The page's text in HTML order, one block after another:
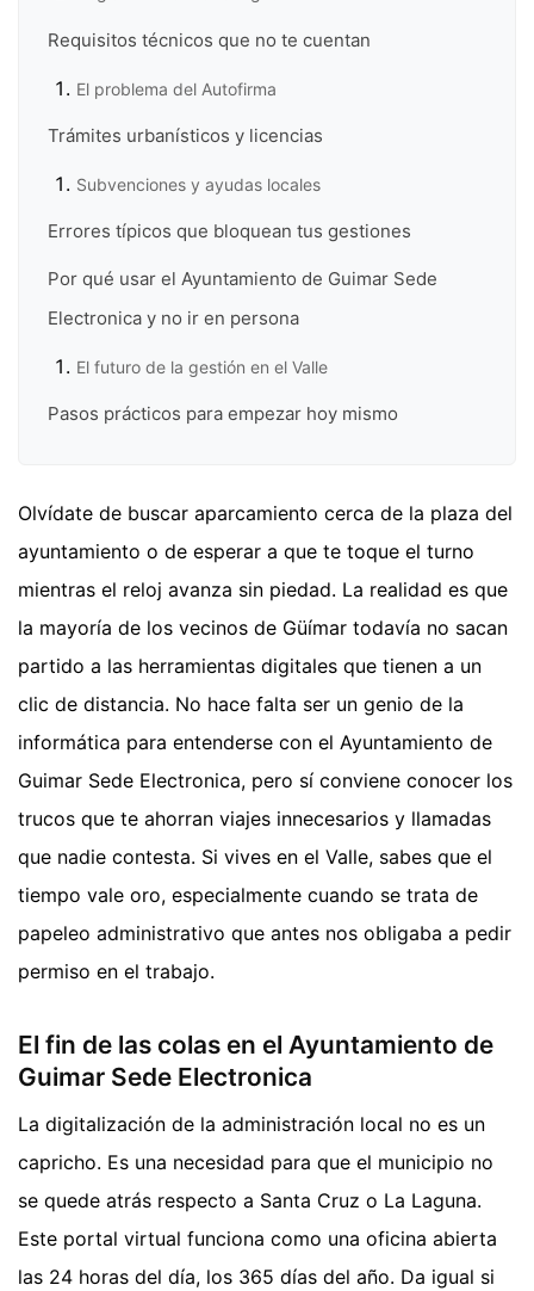
Requisitos técnicos que no te cuentan
El problema del Autofirma
Trámites urbanísticos y licencias
Subvenciones y ayudas locales
Errores típicos que bloquean tus gestiones
Por qué usar el Ayuntamiento de Guimar Sede
Electronica y no ir en persona
El futuro de la gestión en el Valle
Pasos prácticos para empezar hoy mismo
Olvídate de buscar aparcamiento cerca de la plaza del
ayuntamiento o de esperar a que te toque el turno
mientras el reloj avanza sin piedad. La realidad es que
la mayoría de los vecinos de Güímar todavía no sacan
partido a las herramientas digitales que tienen a un
clic de distancia. No hace falta ser un genio de la
informática para entenderse con el Ayuntamiento de
Guimar Sede Electronica, pero sí conviene conocer los
trucos que te ahorran viajes innecesarios y llamadas
que nadie contesta. Si vives en el Valle, sabes que el
tiempo vale oro, especialmente cuando se trata de
papeleo administrativo que antes nos obligaba a pedir
permiso en el trabajo.
El fin de las colas en el Ayuntamiento de
Guimar Sede Electronica
La digitalización de la administración local no es un
capricho. Es una necesidad para que el municipio no
se quede atrás respecto a Santa Cruz o La Laguna.
Este portal virtual funciona como una oficina abierta
las 24 horas del día, los 365 días del año. Da igual si